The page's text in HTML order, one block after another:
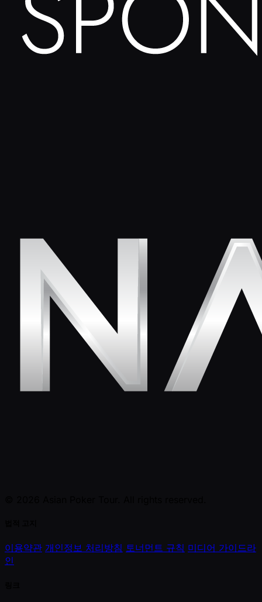
이용약관 개인정보 처리방침 토너먼트 규칙 미디어 가이드라
인